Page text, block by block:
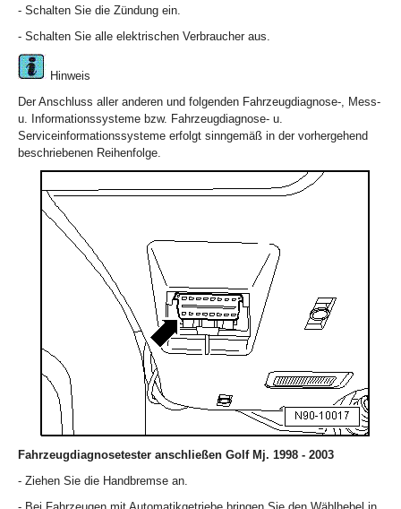
- Schalten Sie die Zündung ein.
- Schalten Sie alle elektrischen Verbraucher aus.
Hinweis
Der Anschluss aller anderen und folgenden Fahrzeugdiagnose-, Mess-
u. Informationssysteme bzw. Fahrzeugdiagnose- u.
Serviceinformationssysteme erfolgt sinngemäß in der vorhergehend
beschriebenen Reihenfolge.
Fahrzeugdiagnosetester anschließen Golf Mj. 1998 - 2003
- Ziehen Sie die Handbremse an.